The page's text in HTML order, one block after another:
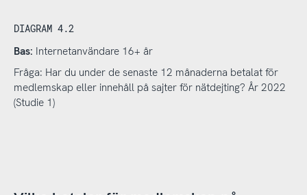
DIAGRAM 4.2
Bas: Internetanvändare 16+ år
Fråga: Har du under de senaste 12 månaderna betalat för
medlemskap eller innehåll på sajter för nätdejting? År 2022
(Studie 1)